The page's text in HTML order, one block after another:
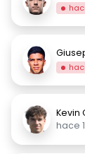
Kevin
hace